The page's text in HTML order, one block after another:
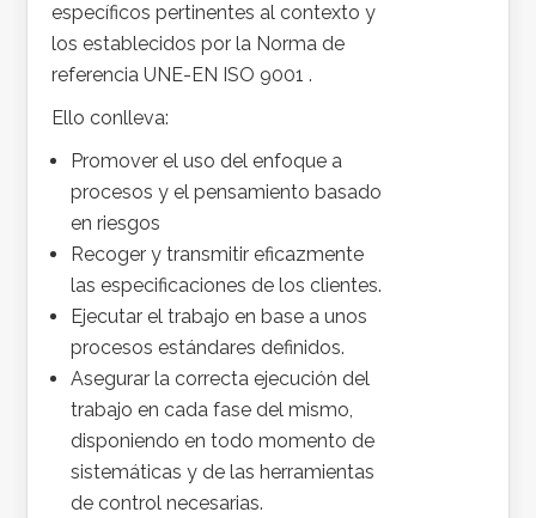
específicos pertinentes al contexto y
los establecidos por la Norma de
referencia UNE-EN ISO 9001 .
Ello conlleva:
Promover el uso del enfoque a
procesos y el pensamiento basado
en riesgos
Recoger y transmitir eficazmente
las especificaciones de los clientes.
Ejecutar el trabajo en base a unos
procesos estándares definidos.
Asegurar la correcta ejecución del
trabajo en cada fase del mismo,
disponiendo en todo momento de
sistemáticas y de las herramientas
de control necesarias.